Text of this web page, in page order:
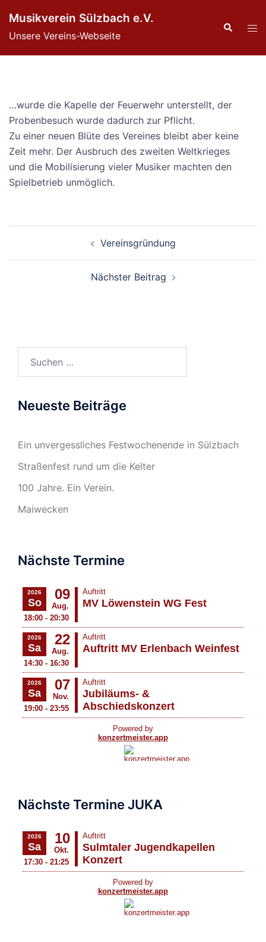
Inhalt
springen
Musikverein Sülzbach e.V.
Unsere Vereins-Webseite
Suche
…wurde die Kapelle der Feuerwehr unterstellt, der
Probenbesuch wurde dadurch zur Pflicht.
Zu einer neuen Blüte des Vereines bleibt aber keine
Zeit mehr. Der Ausbruch des zweiten Weltkrieges
und die Mobilisierung vieler Musiker machten den
Spielbetrieb unmöglich.
Vereinsgründung
Nächster Beitrag
Neueste Beiträge
Ein unvergessliches Festwochenende in Sülzbach
Straßenfest rund um die Kelter
100 Jahre. Ein Verein.
Maiwecken
Nächste Termine
Nächste Termine JUKA